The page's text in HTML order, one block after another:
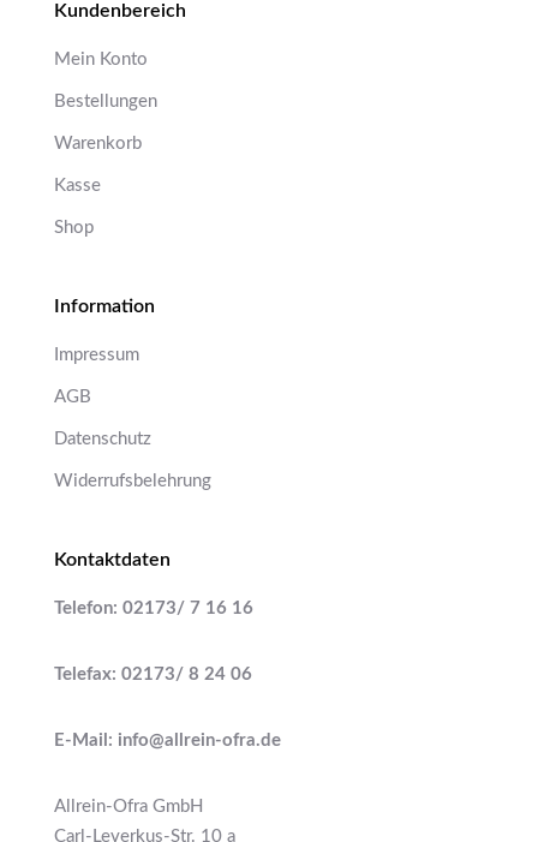
Kundenbereich
Mein Konto
Bestellungen
Warenkorb
Kasse
Shop
Information
Impressum
AGB
Datenschutz
Widerrufsbelehrung
Kontaktdaten
Telefon: 02173/ 7 16 16
Telefax: 02173/ 8 24 06
E-Mail: info@allrein-ofra.de
Allrein-Ofra GmbH
Carl-Leverkus-Str. 10 a